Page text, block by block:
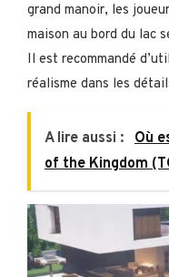
grand manoir, les
maison au bord du lac
Il est recommandé
réalisme dans les
A lire aussi :
Où
of the Kingdom